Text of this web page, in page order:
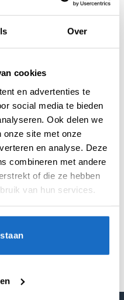
Over
cookies
en advertenties te
social media te bieden
Ook delen we
onze site met onze
en analyse. Deze
combineren met andere
of die ze hebben
van hun services.
,Unicorn
100